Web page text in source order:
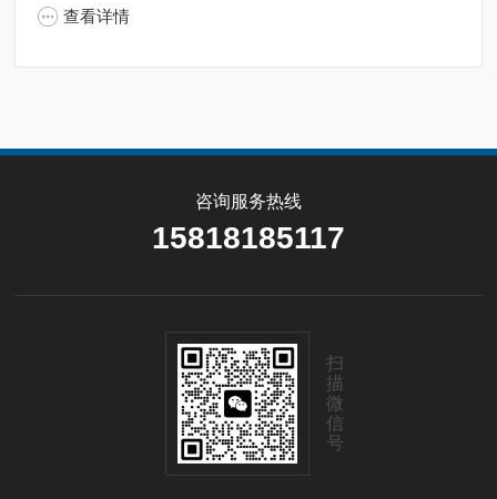
查看详情
咨询服务热线
15818185117
扫
描
微
信
号